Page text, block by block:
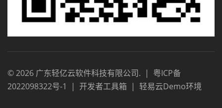
©2026 广东轻亿云软件科技有限公司. | 粤ICP备
2022098322号-1
| 开发者工具箱 | 轻易云Demo环境